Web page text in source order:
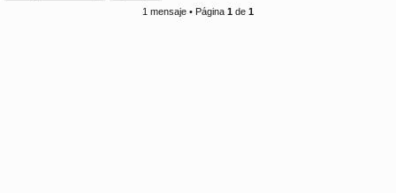
1 mensaje • Página 1 de 1